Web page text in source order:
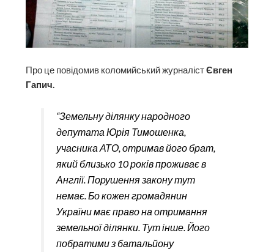
Про це повідомив коломийський журналістЄвген
Гапич.
“Земельну ділянку народного
депутата Юрія Тимошенка,
учасника АТО, отримав його брат,
який близько 10 років проживає в
Англії. Порушення закону тут
немає. Бо кожен громадянин
України має право на отримання
земельної ділянки. Тут інше. Його
побратими з батальйону